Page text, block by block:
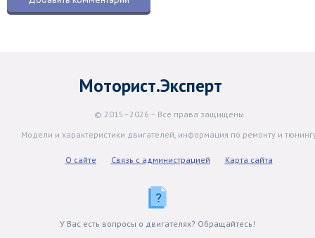
Моторист.Эксперт
© 2015–2026 – Все права защищены
Модели и характеристики двигателей, информация по ремонту и
О сайте Связь с администрацией Карта сайта
У Вас есть вопросы о двигателях? Обращайтесь!